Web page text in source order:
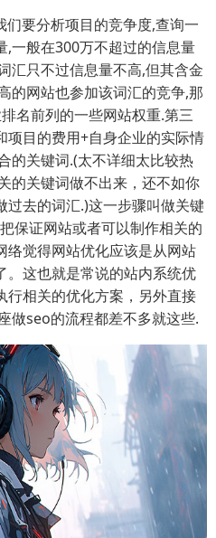
要分析项目的竞争度,查询一
,一般在300万不超过的信息量
汇只不过信息量不高,但其含金
的网站也参加该词汇的竞争,那
名前列的一些网站权重.第三
项目的费用+自身企业的实际情
的关键词.(太不详细太比较热
的关键词做不出来，还不如你
过去的词汇.)这一步骤叫做关键
保证网站或者可以制作相关的
络觉得网站优化应该是从网站
。这也就是常说的站内系统优
行相关的优化方案，另外直接
做seo的流程都差不多就这些.